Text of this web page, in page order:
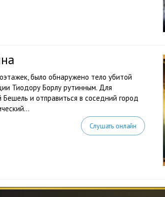
было обнаружено тело убитой
Тиодору Борлу рутинным. Для
и отправиться в соседний город
Слушать онлайн